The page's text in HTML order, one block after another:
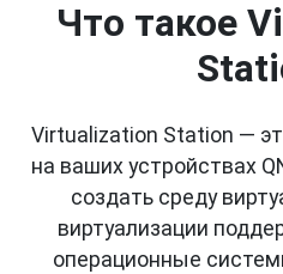
Что такое
Virtualization Station —
на ваших устройствах
создать среду
виртуализации
операционные